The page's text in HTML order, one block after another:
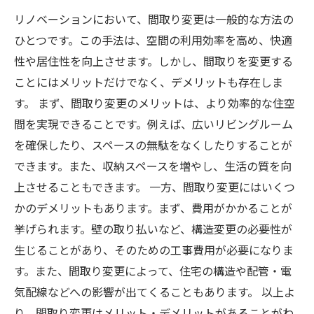
リノベーションにおいて、間取り変更は一般的な方法の
ひとつです。この手法は、空間の利用効率を高め、快適
性や居住性を向上させます。しかし、間取りを変更する
ことにはメリットだけでなく、デメリットも存在しま
す。 まず、間取り変更のメリットは、より効率的な住空
間を実現できることです。例えば、広いリビングルーム
を確保したり、スペースの無駄をなくしたりすることが
できます。また、収納スペースを増やし、生活の質を向
上させることもできます。 一方、間取り変更にはいくつ
かのデメリットもあります。まず、費用がかかることが
挙げられます。壁の取り払いなど、構造変更の必要性が
生じることがあり、そのための工事費用が必要になりま
す。また、間取り変更によって、住宅の構造や配管・電
気配線などへの影響が出てくることもあります。 以上よ